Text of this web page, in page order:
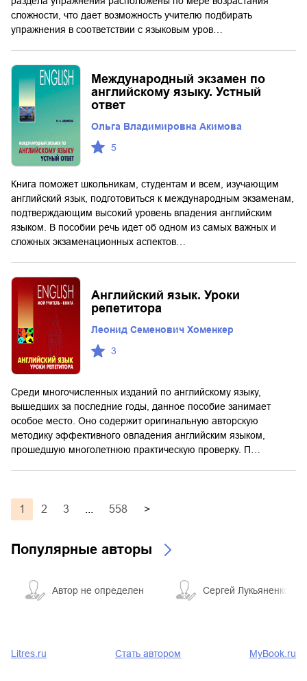
сложности, что дает возможность учителю подбирать
упражнения в соответствии с языковым уров…
Международный экзамен по
английскому языку. Устный
ответ
Ольга Владимировна Акимова
5
Книга поможет школьникам, студентам и всем, изучающим
английский язык, подготовиться к международным экзаменам,
подтверждающим высокий уровень владения английским
языком. В пособии речь идет об одном из самых важных и
сложных экзаменационных аспектов…
Английский язык. Уроки
репетитора
Леонид Семенович Хоменкер
3
Среди многочисленных изданий по английскому языку,
вышедших за последние годы, данное пособие занимает
особое место. Оно содержит оригинальную авторскую
методику эффективного овладения английским языком,
прошедшую многолетнюю практическую проверку. П…
1 2 3 558 >
Популярные авторы
Автор не определен Сергей Лукьяненко
Litres.ru Стать автором MyBook.ru